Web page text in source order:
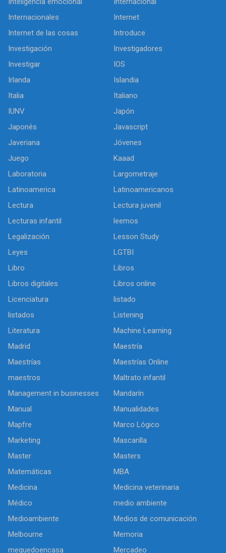
Internacionales
Internet
Internet de las cosas
Introduce
Investigación
Investigadores
Investigar
IOS
Irlanda
Islandia
Italia
Italiano
IUNV
Japón
Japonés
Javascript
Javeriana
Jóvenes
Juego
Kaaad
Laboratoria
Largometraje
Latinoamerica
Latinoamericanos
Lectura
Lectura juvenil
Lecturas infantil
leemos
Legalización
Lesson Study
Leyes
LGTBI
Libro
Libros
Libros digitales
Libros online
Licenciatura
listado
listados
Listening
Literatura
Machine Learning
Madrid
Maestría
Maestrías
Maestrías Online
maestros
Maltrato infantil
Management in businesses
Mandarín
Manual
Manualidades
Mapfre
Marco Lógico
Marketing
Mascarilla
Master
Masters
Matemáticas
MBA
Medicina
Medicina veterinaria
Médico
medio ambiente
Medioambiente
Medios de comunicación
Melbourne
Memoria
mequedoencasa
Mercadeo